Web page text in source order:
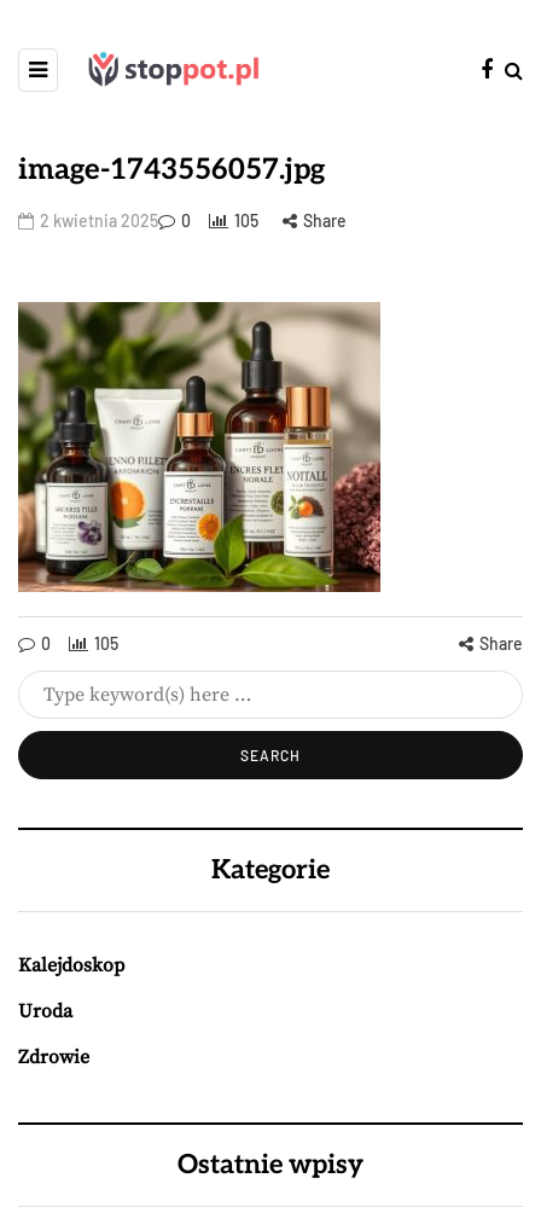
image-1743556057.jpg
2 kwietnia 2025 0 105 Share
0 105 Share
Kategorie
Kalejdoskop
Uroda
Zdrowie
Ostatnie wpisy